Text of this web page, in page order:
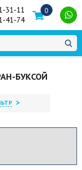
31-11
41-74
0
БУКСОЙ
>